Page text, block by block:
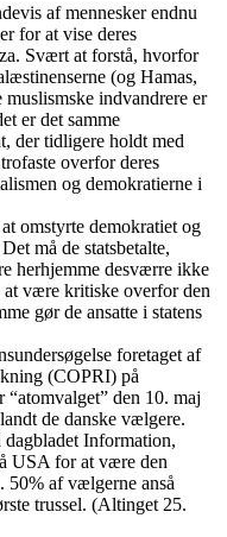
af mennesker endnu
for at vise deres
Svært at forstå, hvorfor
(og Hamas,
indvandrere er
er det samme
der tidligere holdt med
overfor deres
og demokratierne i
omstyrte demokratiet og
må de statsbetalte,
herhjemme desværre ikke
være kritiske overfor den
gør de ansatte i statens
foretaget af
(COPRI) på
den 10. maj
de danske vælgere.
Information,
USA for at være den
50% af vælgerne anså
trussel. (Altinget 25.